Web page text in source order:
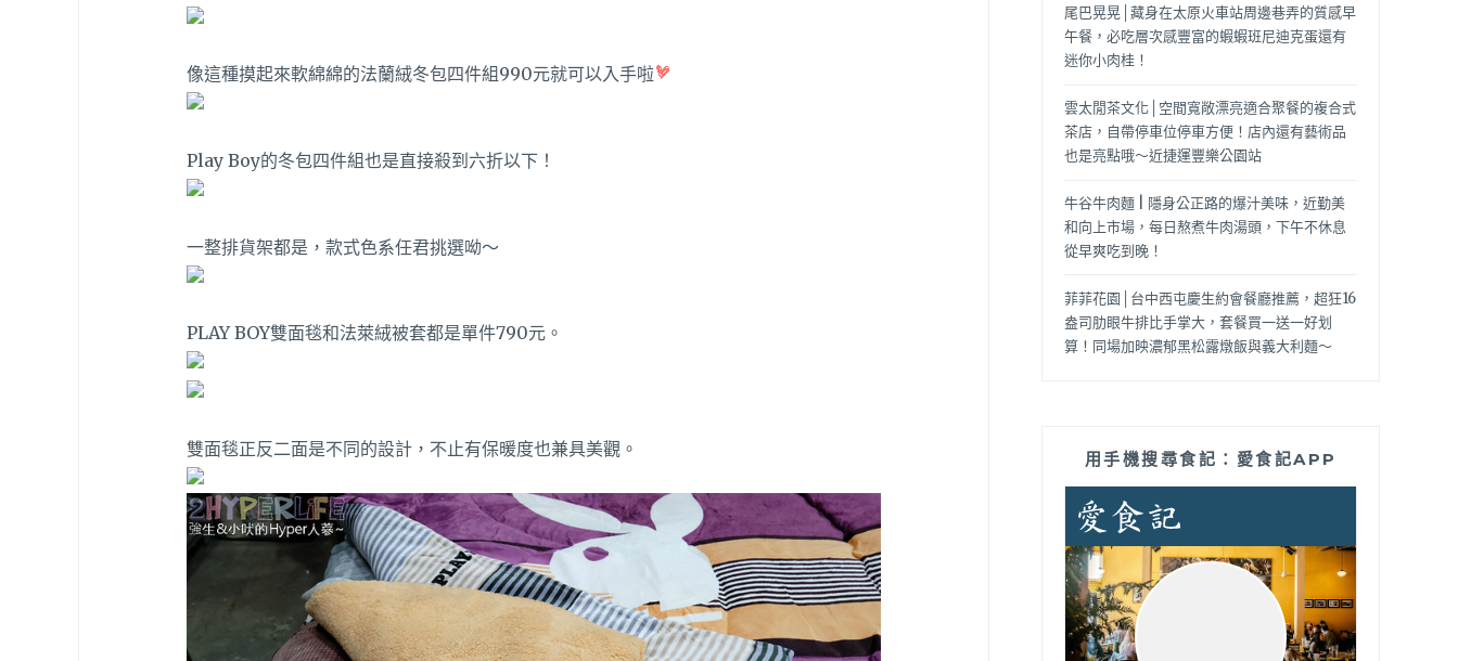
像這種摸起來軟綿綿的法蘭絨冬包四件組990元就可以入手啦
Play Boy的冬包四件組也是直接殺到六折以下！
一整排貨架都是，款式色系任君挑選呦～
PLAY BOY雙面毯和法萊絨被套都是單件790元。
雙面毯正反二面是不同的設計，不止有保暖度也兼具美觀。
尾巴晃晃│藏身在太原火車站周邊巷弄的質感早
午餐，必吃層次感豐富的蝦蝦班尼迪克蛋還有
迷你小肉桂！
雲太閒茶文化│空間寬敞漂亮適合聚餐的複合式
茶店，自帶停車位停車方便！店內還有藝術品
也是亮點哦～近捷運豐樂公園站
牛谷牛肉麵 | 隱身公正路的爆汁美味，近勤美
和向上市場，每日熬煮牛肉湯頭，下午不休息
從早爽吃到晚！
菲菲花園│台中西屯慶生約會餐廳推薦，超狂16
盎司肋眼牛排比手掌大，套餐買一送一好划
算！同場加映濃郁黑松露燉飯與義大利麵～
用手機搜尋食記：愛食記APP